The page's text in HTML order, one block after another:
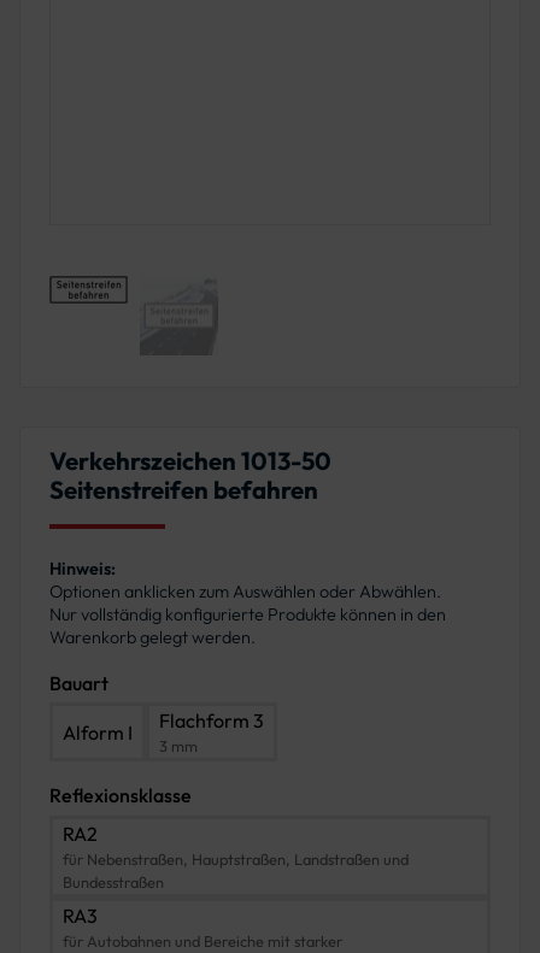
Verkehrszeichen 1013-50
Seitenstreifen befahren
Hinweis:
Optionen anklicken zum Auswählen oder Abwählen.
Nur vollständig konfigurierte Produkte können in den
Warenkorb gelegt werden.
Bauart
Alform I Flachform 3
3 mm
Reflexionsklasse
RA2
für Nebenstraßen, Hauptstraßen, Landstraßen und
Bundesstraßen
RA3
für Autobahnen und Bereiche mit starker